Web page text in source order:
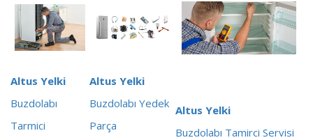
Altus Yelki
Buzdolabı
Tarmici
Altus Yelki
Buzdolabı Yedek
Parça
Altus Yelki
Buzdolabı Tamirci Servisi